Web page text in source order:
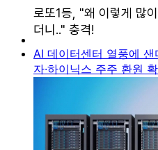
AI 데이터센터 열풍에
자·하이닉스 주주 환원